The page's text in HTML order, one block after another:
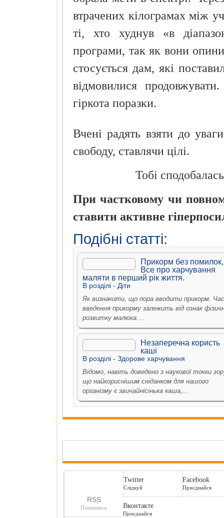
втрачених кілограмах між
ті, хто худнув «в
програми, так як вони
стосується дам, які
відмовилися
гіркота поразки.
Вчені радять взяти до
свободу, ставлячи цілі.
Тобі
При частковому чи
ставити активне
Подібні статті:
Прикорм без помилок,
Все про харчування
маляти в перший рік життя.
В рoздiлi - Дiти
Як визначити, що пора вводити прикорм. Час
введення прикорму залежить від ознак
розвитку малюка....
Незаперечна користь
каші
В рoздiлi - Здорове харчування
Відомо, навіть доведено з наукової точки
що найкориснішим сніданком для нашого
організму є звичайнісінька каша,...
RSS
Підпишись
Twitter
Слідкуй
Facebook
Приєднайся
Вконтакте
Приєднайся